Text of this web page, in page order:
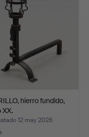
hierro fundido,
XX.
12 may 2026